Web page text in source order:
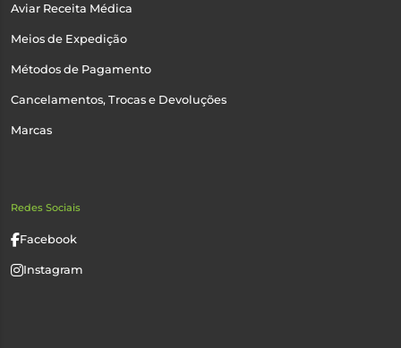
Aviar Receita Médica
Meios de Expedição
Métodos de Pagamento
Cancelamentos, Trocas e Devoluções
Marcas
Redes Sociais
Facebook
Instagram